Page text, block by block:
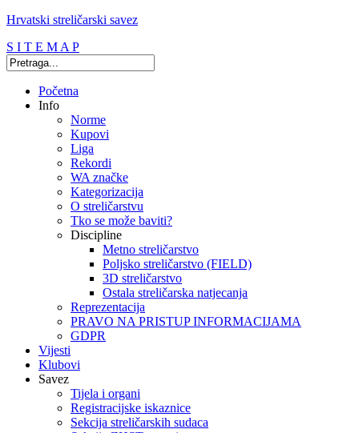
Hrvatski streličarski savez
S I T E M A P
Početna
Info
Norme
Kupovi
Liga
Rekordi
WA značke
Kategorizacija
O streličarstvu
Tko se može baviti?
Discipline
Metno streličarstvo
Poljsko streličarstvo (FIELD)
3D streličarstvo
Ostala streličarska natjecanja
Reprezentacija
PRAVO NA PRISTUP INFORMACIJAMA
GDPR
Vijesti
Klubovi
Savez
Tijela i organi
Registracijske iskaznice
Sekcija streličarskih sudaca